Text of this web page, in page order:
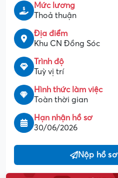
Mức lương
Thoả thuận
Địa điểm
Khu CN Đồng Sóc
Trình độ
Tuỳ vị trí
Hình thức làm việc
Toàn thời gian
Hạn nhận hồ sơ
30/06/2026
Nộp hồ sơ